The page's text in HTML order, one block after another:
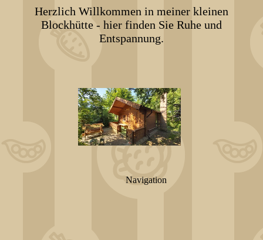
Herzlich Willkommen in meiner kleinen
Blockhütte - hier finden Sie Ruhe und
Entspannung.
Navigation